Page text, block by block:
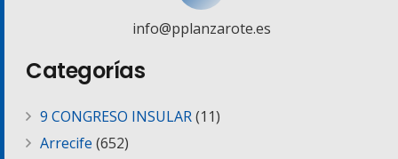
info@pplanzarote.es
Categorías
9 CONGRESO INSULAR(11)
Arrecife (652)